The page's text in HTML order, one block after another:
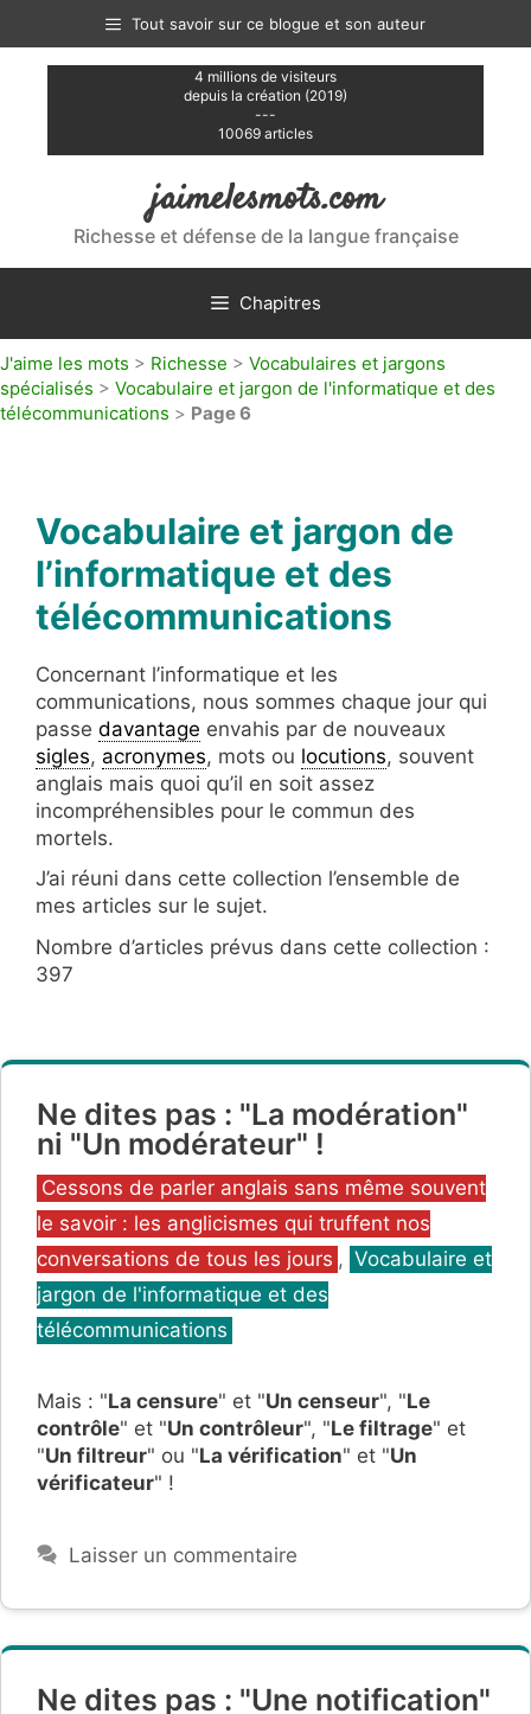
contenu
Tout savoir sur ce blogue et son auteur
4 millions de visiteurs
depuis la création (2019)
---
10069 articles
jaimelesmots.com
Richesse et défense de la langue française
Chapitres
J'aime les mots > Richesse > Vocabulaires et jargons
spécialisés > Vocabulaire et jargon de l'informatique et des
télécommunications > Page 6
Vocabulaire et jargon de
l’informatique et des
télécommunications
Concernant l’informatique et les
communications, nous sommes chaque jour qui
passe davantage envahis par de nouveaux
sigles, acronymes, mots ou locutions, souvent
anglais mais quoi qu’il en soit assez
incompréhensibles pour le commun des
mortels.
J’ai réuni dans cette collection l’ensemble de
mes articles sur le sujet.
Nombre d’articles prévus dans cette collection :
397
Ne dites pas : "La modération"
ni "Un modérateur" !
Catégories
Cessons de parler anglais sans même souvent
le savoir : les anglicismes qui truffent nos
conversations de tous les jours , Vocabulaire et
jargon de l'informatique et des
télécommunications
Mais : "La censure" et "Un censeur", "Le
contrôle" et "Un contrôleur", "Le filtrage" et
"Un filtreur" ou "La vérification" et "Un
vérificateur" !
Laisser un commentaire
Ne dites pas : "Une notification"